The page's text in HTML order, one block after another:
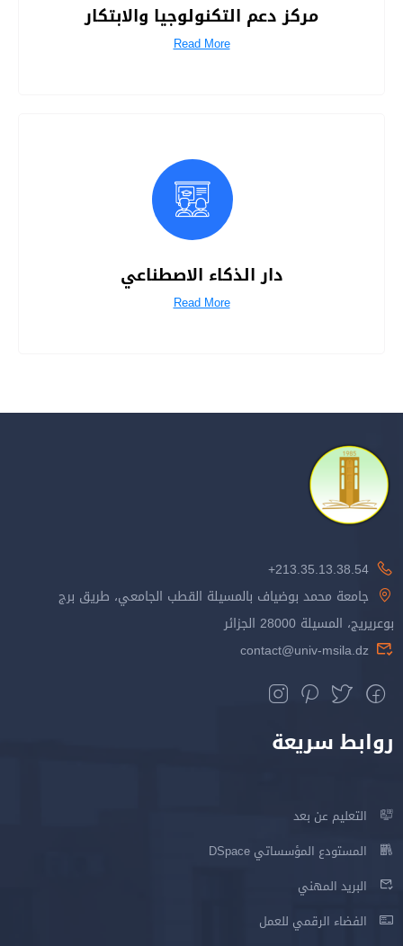
مركز دعم التكنولوجيا والابتكار
Read More
دار الذكاء الاصطناعي
Read More
213.35.13.38.54+
جامعة محمد بوضياف بالمسيلة القطب الجامعي، طريق برج
بوعريريج، المسيلة 28000 الجزائر
contact@univ-msila.dz
روابط سريعة
التعليم عن بعد
المستودع المؤسساتي DSpace
البريد المهني
الفضاء الرقمي للعمل